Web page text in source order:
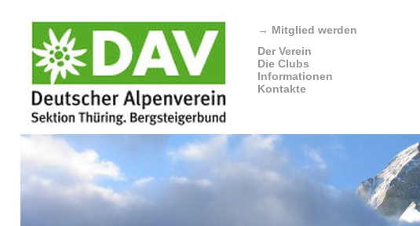
→ Mitglied werden
Der Verein
Die Clubs
Informationen
Kontakte